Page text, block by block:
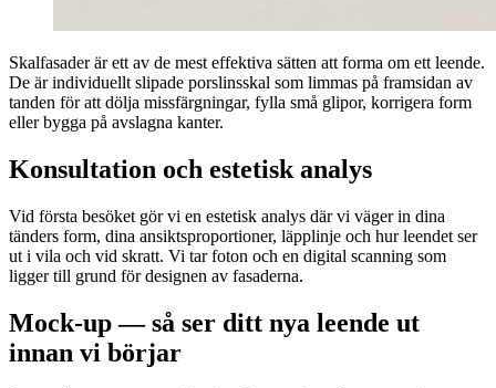
Skalfasader är ett av de mest effektiva sätten att forma om ett leende.
De är individuellt slipade porslinsskal som limmas på framsidan av
tanden för att dölja missfärgningar, fylla små glipor, korrigera form
eller bygga på avslagna kanter.
Konsultation och estetisk analys
Vid första besöket gör vi en estetisk analys där vi väger in dina
tänders form, dina ansiktsproportioner, läpplinje och hur leendet ser
ut i vila och vid skratt. Vi tar foton och en digital scanning som
ligger till grund för designen av fasaderna.
Mock-up — så ser ditt nya leende ut
innan vi börjar